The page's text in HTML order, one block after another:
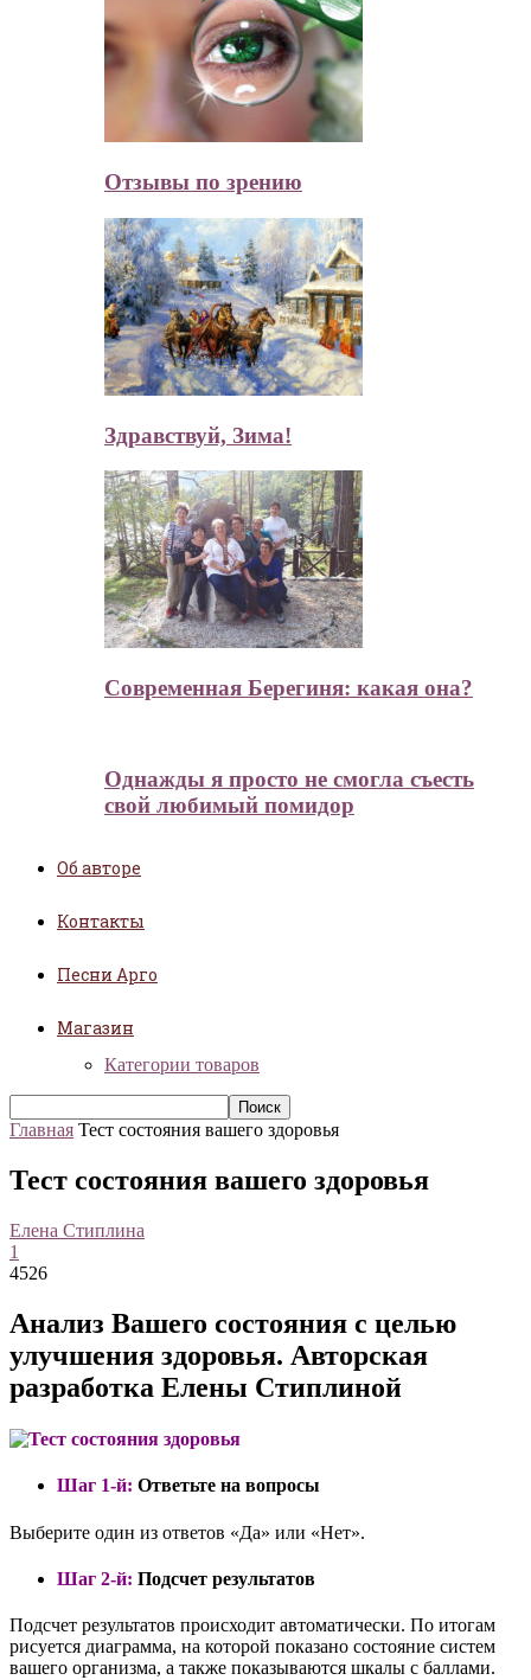
Отзывы по зрению
Здравствуй, Зима!
Современная Берегиня: какая она?
Однажды я просто не смогла съесть
свой любимый помидор
Об авторе
Контакты
Песни Арго
Магазин
Категории товаров
Главная Тест состояния вашего здоровья
Тест состояния вашего здоровья
Елена Стиплина
1
4526
Анализ Вашего состояния с целью
улучшения здоровья. Авторская
разработка Елены Стиплиной
Шаг 1-й: Ответьте на вопросы
Выберите один из ответов «Да» или «Нет».
Шаг 2-й: Подсчет результатов
Подсчет результатов происходит автоматически. По итогам
рисуется диаграмма, на которой показано состояние систем
вашего организма, а также показываются шкалы с баллами.